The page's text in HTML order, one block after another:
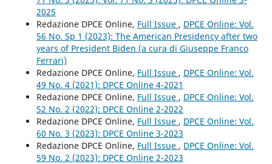
2025
Redazione DPCE Online, Full Issue , DPCE Online: Vol.
56 No. Sp 1 (2023): The American Presidency after two
years of President Biden (a cura di Giuseppe Franco
Ferrari)
Redazione DPCE Online, Full Issue , DPCE Online: Vol.
49 No. 4 (2021): DPCE Online 4-2021
Redazione DPCE Online, Full Issue , DPCE Online: Vol.
52 No. 2 (2022): DPCE Online 2-2022
Redazione DPCE Online, Full Issue , DPCE Online: Vol.
60 No. 3 (2023): DPCE Online 3-2023
Redazione DPCE Online, Full Issue , DPCE Online: Vol.
59 No. 2 (2023): DPCE Online 2-2023